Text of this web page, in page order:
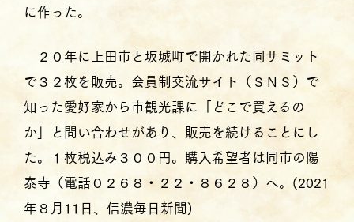
に作った。
２０年に上田市と坂城町で開かれた同サミット
で３２枚を販売。会員制交流サイト（ＳＮＳ）で
知った愛好家から市観光課に「どこで買えるの
か」と問い合わせがあり、販売を続けることにし
た。１枚税込み３００円。購入希望者は同市の陽
泰寺（電話０２６８・２２・８６２８）へ。(2021
年８月11日、信濃毎日新聞)